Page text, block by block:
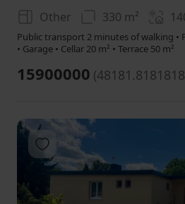
Other 330 m²
Public transport 2 minutes of walking •
• Garage • Cellar 20 m² • Terrace 50 m²
15900000 (
Add to favorites